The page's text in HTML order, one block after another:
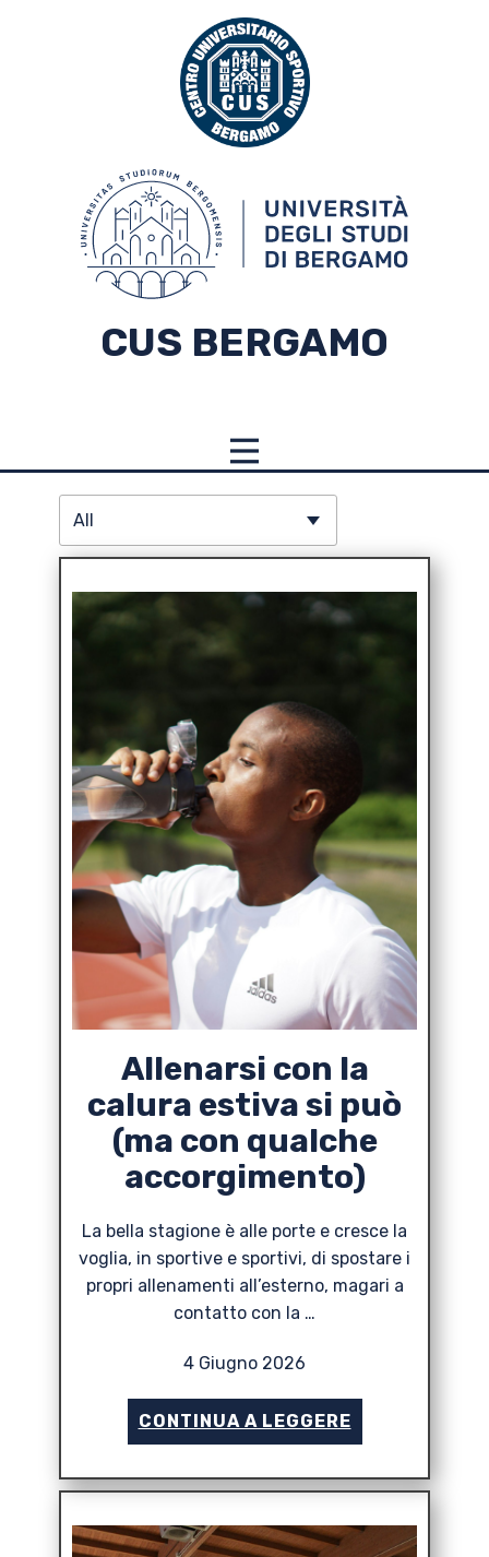
CUS BERGAMO
Allenarsi con la
calura estiva si può
(ma con qualche
accorgimento)
La bella stagione è alle porte e cresce la
voglia, in sportive e sportivi, di spostare i
propri allenamenti all’esterno, magari a
contatto con la …
4 Giugno 2026
CONTINUA A LEGGERE